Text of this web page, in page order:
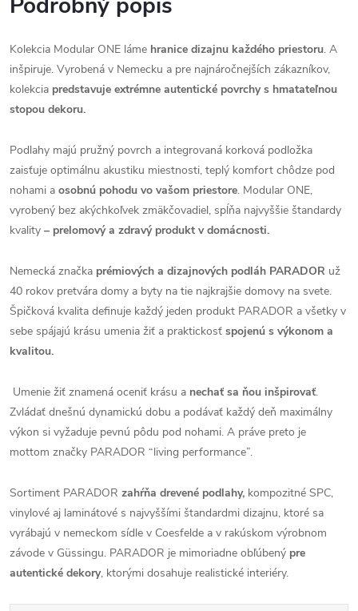
Kolekcia Modular ONE láme hranice dizajnu každého priestoru. A
inšpiruje. Vyrobená v Nemecku a pre najnáročnejších zákazníkov,
kolekcia predstavuje extrémne autentické povrchy s hmatateľnou
stopou dekoru.
Podlahy majú pružný povrch a integrovaná korková podložka
zaisťuje optimálnu akustiku miestnosti, teplý komfort chôdze pod
nohami a osobnú pohodu vo vašom priestore. Modular ONE,
vyrobený bez akýchkoľvek zmäkčovadiel, spĺňa najvyššie štandardy
kvality – prelomový a zdravý produkt v domácnosti.
Nemecká značka prémiových a dizajnových podláh PARADOR už
40 rokov pretvára domy a byty na tie najkrajšie domovy na svete.
Špičková kvalita definuje každý jeden produkt PARADOR a všetky v
sebe spájajú krásu umenia žiť a praktickosť spojenú s výkonom a
kvalitou.
Umenie žiť znamená oceniť krásu a nechať sa ňou inšpirovať.
Zvládať dnešnú dynamickú dobu a podávať každý deň maximálny
výkon si vyžaduje pevnú pôdu pod nohami. A práve preto je
mottom značky PARADOR “living performance”.
Sortiment PARADOR zahŕňa drevené podlahy, kompozitné SPC,
vinylové aj laminátové s najvyššími štandardmi dizajnu, ktoré sa
vyrábajú v nemeckom sídle v Coesfelde a v rakúskom výrobnom
závode v Güssingu. PARADOR je mimoriadne obľúbený pre
autentické dekory, ktorými dosahuje realistické interiéry.